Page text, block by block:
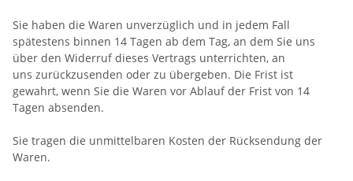
Sie haben die Waren unverzüglich und in jedem Fall
spätestens binnen 14 Tagen ab dem Tag, an dem Sie uns
über den Widerruf dieses Vertrags unterrichten, an
uns zurückzusenden oder zu übergeben. Die Frist ist
gewahrt, wenn Sie die Waren vor Ablauf der Frist von 14
Tagen absenden.
Sie tragen die unmittelbaren Kosten der Rücksendung der
Waren.